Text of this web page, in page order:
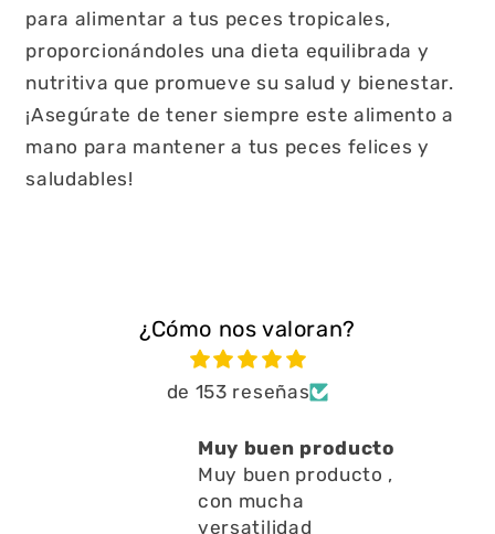
para alimentar a tus peces tropicales,
proporcionándoles una dieta equilibrada y
nutritiva que promueve su salud y bienestar.
¡Asegúrate de tener siempre este alimento a
mano para mantener a tus peces felices y
saludables!
¿Cómo nos valoran?
de 153 reseñas
Está muy bien ayuda
a limpiar residuos
en l
Está muy bien ayuda
a limpiar residuos en l